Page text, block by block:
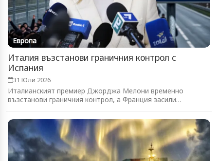
Европа
Италия възстанови граничния контрол с
Испания
31 Юли 2026
Италианският премиер Джорджа Мелони временно
възстанови граничния контрол, а Франция засили